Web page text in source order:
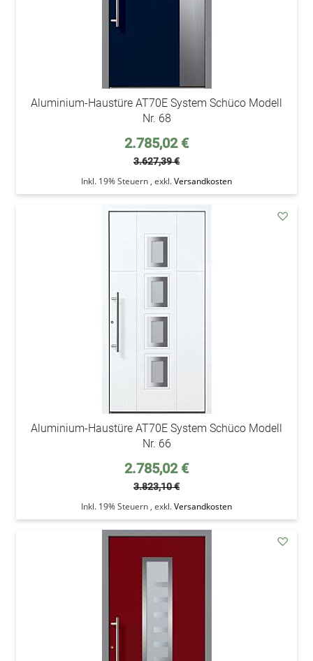
Aluminium-Haustüre AT70E System Schüco Modell
Nr. 68
Sonderpreis
2.785,02 €
3.627,39 €
Inkl. 19% Steuern , exkl.Versandkosten
Aluminium-Haustüre AT70E System Schüco Modell
Nr. 66
Sonderpreis
2.785,02 €
3.823,10 €
Inkl. 19% Steuern , exkl.Versandkosten